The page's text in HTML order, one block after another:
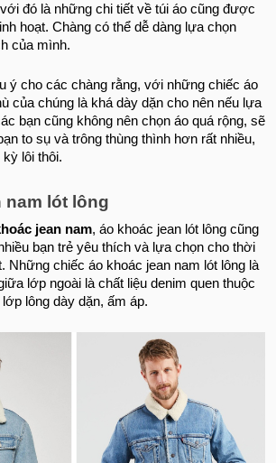
đó là những chi tiết về túi áo cũng được
hoạt. Chàng có thể dễ dàng lựa chọn
của mình.
ý cho các chàng rằng, với những chiếc áo
của chúng là khá dày dặn cho nên nếu lựa
bạn cũng không nên chọn áo quá rộng, sẽ
to sụ và trông thùng thình hơn rất nhiều,
lôi thôi.
nam lót lông
jean nam, áo khoác jean lót lông cũng
bạn trẻ yêu thích và lựa chọn cho thời
Những chiếc áo khoác jean nam lót lông là
lớp ngoài là chất liệu denim quen thuộc
lông dày dặn, ấm áp.